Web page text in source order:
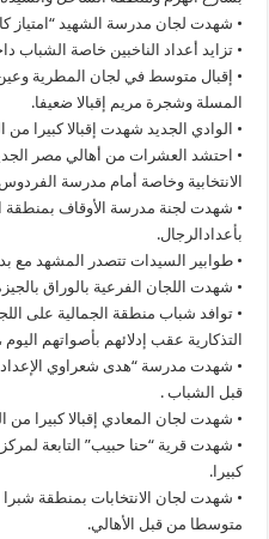
• شهدت لجان مدرسة الشهيد “امتياز
• تزايد أعداد الناخبين خاصة
• إقبال متوسط في لجان المطرية
المسلة وشجرة مريم إقبالا ضعيفا.
• الوادي الجديد شهدت إقبالا كبيرا من
• احتشد العشرات من أهالي مصر
الانتخابية وخاصة أمام مدرسة الفردوس
• شهدت لجنة مدرسة الأوقاف بمنطقة
بأعدادالرجال.
• طوابير السيدات تتصدر المشهد مع
• شهدت اللجان الفرعية بالوراق بالجيزة
• توافد شباب منطقة الجمالية على
التذكارية عقب إدلائهم بأصواتهم
• شهدت مدرسة “هدى شعراوي
قبل الشباب .
• شهدت لجان المعادي إقبالا كبيرا من
• شهدت قرية “حنا حبيب” التابعة
كبيرا.
• شهدت لجان الانتخابات بمنطقة شبرا
متوسطا من قبل الأهالي.